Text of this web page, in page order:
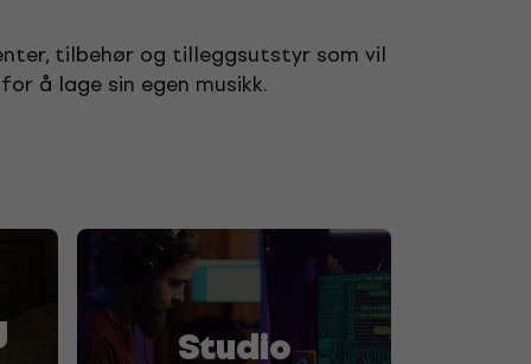
tilbehør og tilleggsutstyr som vil
å lage sin egen musikk.
Studio